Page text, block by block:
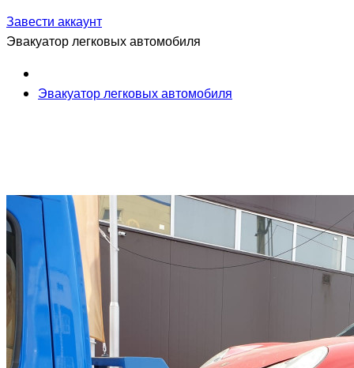
Завести аккаунт
Эвакуатор легковых автомобиля
Эвакуатор легковых автомобиля